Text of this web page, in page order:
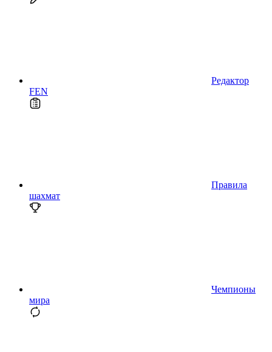
Редактор
FEN
Правила
шахмат
Чемпионы
мира